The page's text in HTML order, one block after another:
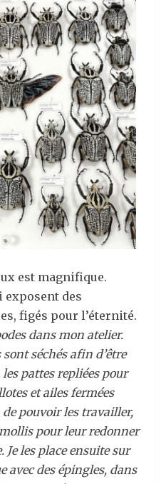
est magnifique.
exposent des
figés pour l’éternité.
dans mon atelier.
séchés afin d’être
pattes repliées pour
et ailes fermées
pouvoir les travailler,
pour leur redonner
les place ensuite sur
avec des épingles, dans